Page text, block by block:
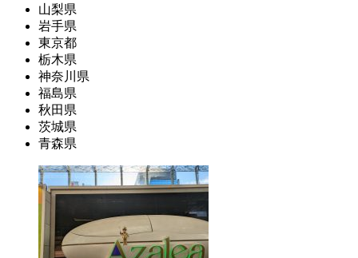
山梨県
岩手県
東京都
栃木県
神奈川県
福島県
秋田県
茨城県
青森県